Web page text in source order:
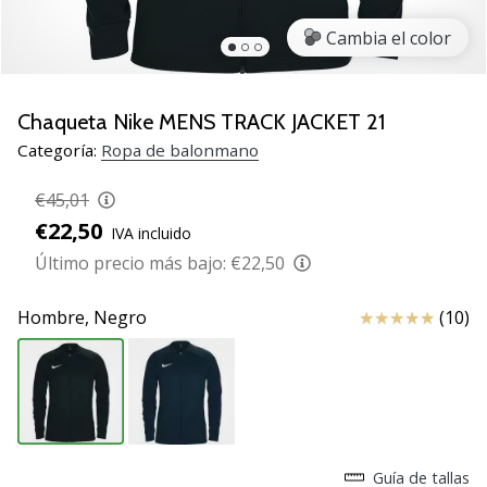
zapatillas
balonmano
Accelerate
NITRO
SQD
Descubre
las
actualizaciones
y…
25. 11. 2024
•
2 min. de lectura
Cambia el color
Chaqueta Nike MENS TRACK JACKET 21
Categoría: Ropa de balonmano
€45,01
€22,50 IVA incluido
Último precio más bajo: €22,50
Hombre, Negro Reseña (10)
Guía de tallas